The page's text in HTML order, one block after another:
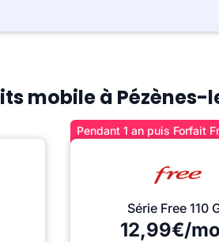
mobile à Pézènes-
Pendant 1 an puis Forfait
Série Free 110
12,99€/